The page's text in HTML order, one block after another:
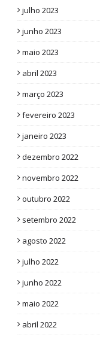
julho 2023
junho 2023
maio 2023
abril 2023
março 2023
fevereiro 2023
janeiro 2023
dezembro 2022
novembro 2022
outubro 2022
setembro 2022
agosto 2022
julho 2022
junho 2022
maio 2022
abril 2022